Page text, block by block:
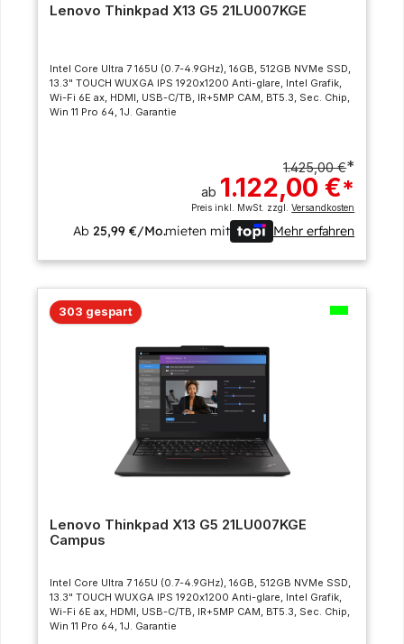
Lenovo Thinkpad X13 G5 21LU007KGE
Intel Core Ultra 7 165U (0.7-4.9GHz), 16GB, 512GB NVMe SSD,
13.3" TOUCH WUXGA IPS 1920x1200 Anti-glare, Intel Grafik,
Wi-Fi 6E ax, HDMI, USB-C/TB, IR+5MP CAM, BT5.3, Sec. Chip,
Win 11 Pro 64, 1J. Garantie
1.425,00 €*
ab 1.122,00 €*
Preis inkl. MwSt. zzgl.Versandkosten
Ab25,99 €/Mo.mieten mit Mehr erfahren
303 gespart
Lenovo Thinkpad X13 G5 21LU007KGE
Campus
Intel Core Ultra 7 165U (0.7-4.9GHz), 16GB, 512GB NVMe SSD,
13.3" TOUCH WUXGA IPS 1920x1200 Anti-glare, Intel Grafik,
Wi-Fi 6E ax, HDMI, USB-C/TB, IR+5MP CAM, BT5.3, Sec. Chip,
Win 11 Pro 64, 1J. Garantie